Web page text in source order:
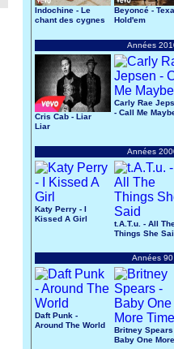
Indochine - Le
chant des cygnes
Beyoncé -
Hold'em
Années
Cris Cab - Liar
Liar
Carly Rae
- Call Me
Années
Katy Perry - I
Kissed A Girl
t.A.T.u. - All
Things She
Années 90
Daft Punk -
Around The World
Britney Spears
Baby One More